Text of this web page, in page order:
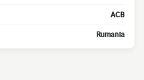
ACB
Rumania